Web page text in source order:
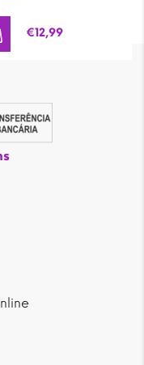
€12,99